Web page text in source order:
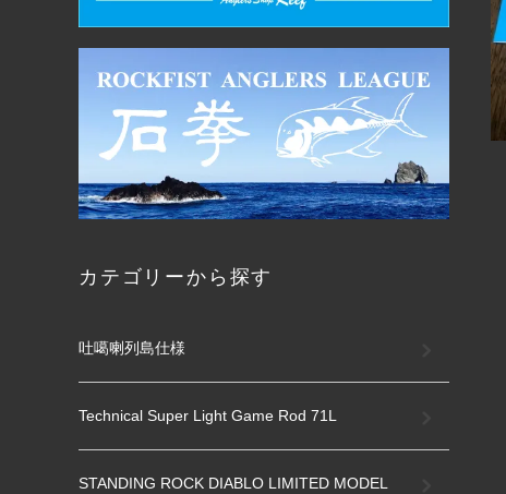
カテゴリーから探す
吐噶喇列島仕様
Technical Super Light Game Rod 71L
STANDING ROCK DIABLO LIMITED MODEL